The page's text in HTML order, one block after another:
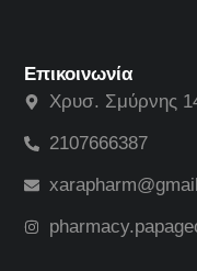
Επικοινωνία
Χρυσ. Σμύρνης
2107666387